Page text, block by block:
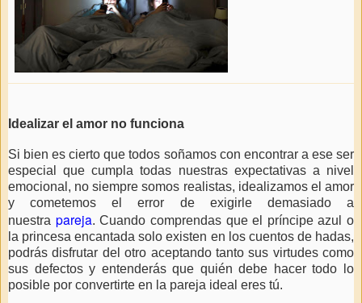
Idealizar el amor no funciona
Si bien es cierto que todos soñamos con encontrar a ese ser
especial que cumpla todas nuestras expectativas a nivel
emocional, no siempre somos realistas, idealizamos el amor
y cometemos el error de exigirle demasiado a
nuestra pareja.Cuando comprendas que el príncipe azul o
la princesa encantada solo existen en los cuentos de hadas,
podrás disfrutar del otro aceptando tanto sus virtudes como
sus defectos y entenderás que quién debe hacer todo lo
posible por convertirte en la pareja ideal eres tú.